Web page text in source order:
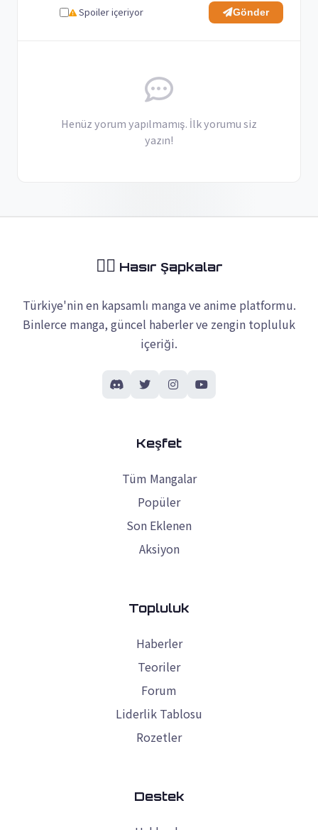
Spoiler içeriyor Gönder
Henüz yorum yapılmamış. İlk yorumu siz
yazın!
🏴‍☠️ Hasır Şapkalar
Türkiye'nin en kapsamlı manga ve anime platformu.
Binlerce manga, güncel haberler ve zengin topluluk
içeriği.
Keşfet
Tüm Mangalar
Popüler
Son Eklenen
Aksiyon
Topluluk
Haberler
Teoriler
Forum
Liderlik Tablosu
Rozetler
Destek